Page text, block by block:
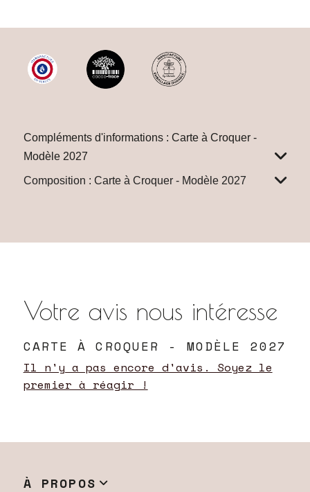
Compléments d'informations : Carte à Croquer -
Modèle 2027
Composition : Carte à Croquer - Modèle 2027
Votre avis nous intéresse
CARTE À CROQUER - MODÈLE 2027
Il n'y a pas encore d'avis. Soyez le
premier à réagir !
À PROPOS